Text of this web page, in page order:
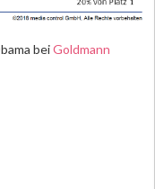
beiGoldmann